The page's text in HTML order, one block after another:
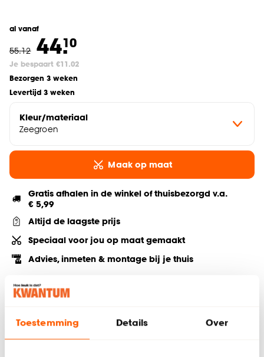
Toestemming Details Over
al vanaf
55.12 44.10
Je bespaart €11.02
Bezorgen 3 weken
Levertijd 3 weken
Kleur/materiaal
Zeegroen
Maak op maat
Gratis afhalen in de winkel of thuisbezorgd v.a.
€ 5,99
Altijd de laagste prijs
Speciaal voor jou op maat gemaakt
Advies, inmeten & montage bij je thuis
Deel jouw product & volg ons op social
Hulp nodig? Wij regelen het voor je!